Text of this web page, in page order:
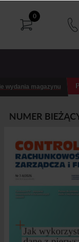
0
wydania magazynu
NUMER